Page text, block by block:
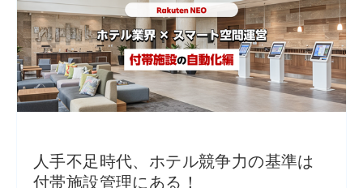
人手不足時代、ホテル競争力の基準は
付帯施設管理にある！